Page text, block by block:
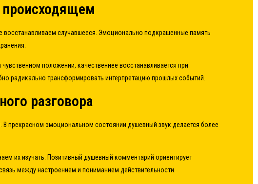
происходящем
восстанавливаем случавшееся. Эмоционально подкрашенные память
положении, качественнее восстанавливается при
радикально трансформировать интерпретацию прошлых событий.
разговора
прекрасном эмоциональном состоянии душевный звук делается более
их изучать. Позитивный душевный комментарий ориентирует
между настроением и пониманием действительности.